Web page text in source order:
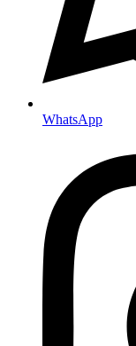
WhatsApp